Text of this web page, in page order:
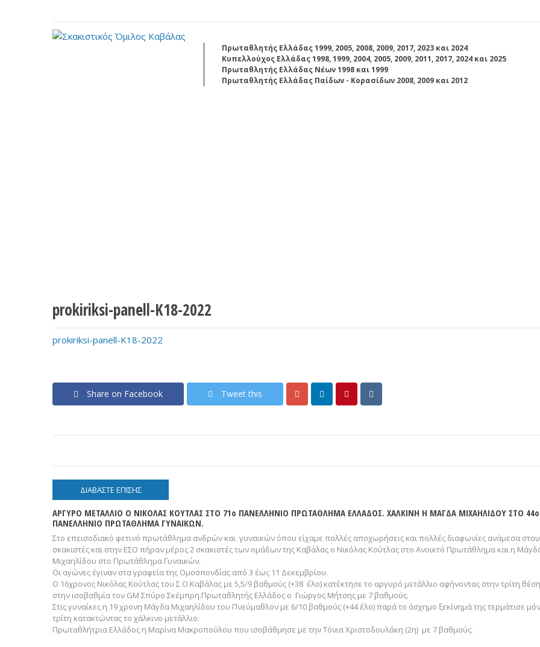
Πρωταθλητής Ελλάδας 1999, 2005, 2008, 2009, 2017, 2023 και 2024
Κυπελλούχος Ελλάδας 1998, 1999, 2004, 2005, 2009, 2011, 2017, 2024 και 2025
Πρωταθλητής Ελλάδας Νέων 1998 και 1999
Πρωταθλητής Ελλάδας Παίδων - Κορασίδων 2008, 2009 και 2012
prokiriksi-panell-Κ18-2022
prokiriksi-panell-Κ18-2022
Share on Facebook Tweet this
ΔΙΑΒΆΣΤΕ ΕΠΊΣΗΣ
ΑΡΓΥΡΟ ΜΕΤΑΛΛΙΟ Ο ΝΙΚΟΛΑΣ ΚΟΥΤΛΑΣ ΣΤΟ 71ο ΠΑΝΕΛΛΗΝΙΟ ΠΡΩΤΑΘΛΗΜΑ ΕΛΛΑΔΟΣ. ΧΑΛΚΙΝΗ Η ΜΑΓΔΑ ΜΙΧΑΗΛΙΔΟΥ ΣΤΟ 44ο
ΠΑΝΕΛΛΗΝΙΟ ΠΡΩΤΑΘΛΗΜΑ ΓΥΝΑΙΚΩΝ.
Στο επεισοδιακό φετινό πρωτάθλημα ανδρών και γυναικών όπου είχαμε πολλές αποχωρήσεις και πολλές διαφωνίες ανάμεσα
σκακιστές και στην ΕΣΟ πήραν μέρος 2 σκακιστές των ομάδων της Καβάλας ο Νικόλας Κούτλας στο Ανοικτό Πρωτάθλημα και η
Μιχαηλίδου στο Πρωτάθλημα Γυναικών.
Οι αγώνες έγιναν στα γραφεία της Ομοσπονδίας από 3 έως 11 Δεκεμβρίου.
Ο 16χρονος Νικόλας Κούτλας του Σ.Ο.Καβάλας με 5,5/9 βαθμούς (+38 έλο) κατέκτησε το αργυρό μετάλλιο αφήνοντας στην τρίτη θέση
στην ισοβαθμία τον GM Σπύρο Σκέμπρη.Πρωταθλητής Ελλάδος ο Γιώργος Μήτσης με 7 βαθμούς.
Στις γυναίκες η 19 χρονη Μάγδα Μιχαηλίδου του Πνεύμαθλον με 6/10 βαθμούς (+44 έλο) παρά το άσχημο ξεκίνημά της τερμάτισε
τρίτη κατακτώντας το χάλκινο μετάλλιο.
Πρωταθλήτρια Ελλάδος η Μαρίνα Μακροπούλου που ισοβάθμησε με την Τόνια Χριστοδουλάκη (2η) με 7 βαθμούς.